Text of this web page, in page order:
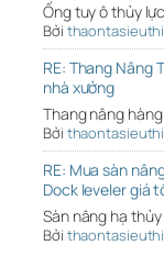
Ống tuy ô thủy
Bởi thaontasieuthi
RE: Thang Nâng
nhà xưởng
Thang nâng
Bởi thaontasieuthi
RE: Mua sàn
Dock leveler giá
Sàn nâng hạ
Bởi thaontasieuthi